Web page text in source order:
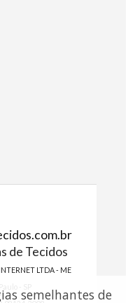
de Tecidos
LTDA - ME
semelhantes de